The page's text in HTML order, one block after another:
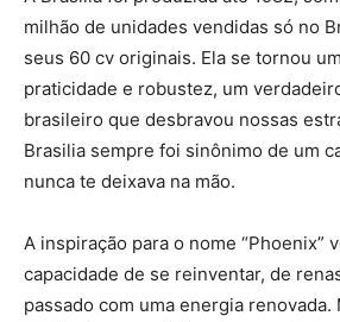
milhão de unidades vendidas só no
seus 60 cv originais. Ela se tornou
praticidade e robustez, um
brasileiro que desbravou nossas
Brasilia sempre foi sinônimo de um
nunca te deixava na mão.
A inspiração para o nome “Phoenix”
capacidade de se reinventar, de
passado com uma energia renovada.